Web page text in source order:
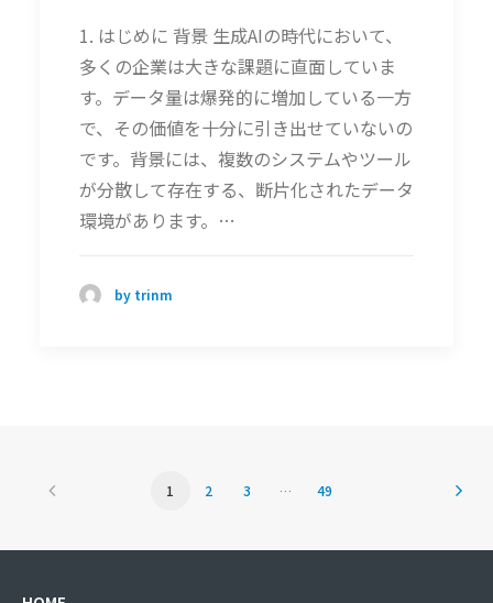
1. はじめに 背景 生成AIの時代において、
多くの企業は大きな課題に直面していま
す。データ量は爆発的に増加している一方
で、その価値を十分に引き出せていないの
です。背景には、複数のシステムやツール
が分散して存在する、断片化されたデータ
環境があります。…
by trinm
1 2 3 … 49